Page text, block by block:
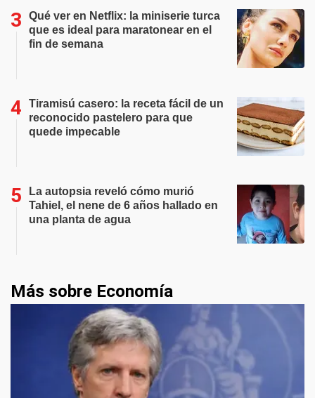
Qué ver en Netflix: la miniserie turca
que es ideal para maratonear en el
fin de semana
Tiramisú casero: la receta fácil de un
reconocido pastelero para que
quede impecable
La autopsia reveló cómo murió
Tahiel, el nene de 6 años hallado en
una planta de agua
Más sobre Economía